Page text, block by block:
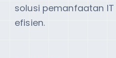
solusi pemanfaatan
efisien.